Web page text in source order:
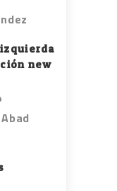
new